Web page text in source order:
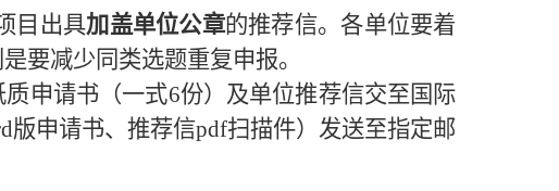
目出具加盖单位公章的推荐信。各单位要着
要减少同类选题重复申报。
质申请书（一式6份）及单位推荐信交至国际
版申请书、推荐信pdf扫描件）发送至指定邮